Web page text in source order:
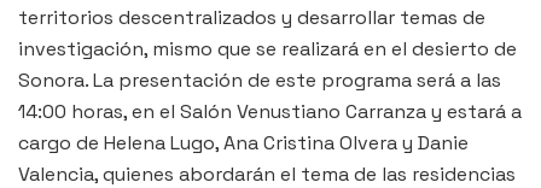
territorios descentralizados y desarrollar temas de
investigación, mismo que se realizará en el desierto de
Sonora. La presentación de este programa será a las
14:00 horas, en el Salón Venustiano Carranza y estará a
cargo de Helena Lugo, Ana Cristina Olvera y Danie
Valencia, quienes abordarán el tema de las residencias